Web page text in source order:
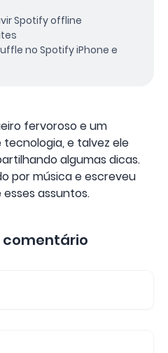
Spotify offline
no Spotify iPhone e
fervoroso e um
e talvez ele
algumas dicas.
por música e escreveu
assuntos.
comentário